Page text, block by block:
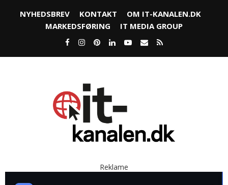
NYHEDSBREV KONTAKT
OM IT-KANALEN.DK
MARKEDSFØRING
IT MEDIA GROUP
Reklame